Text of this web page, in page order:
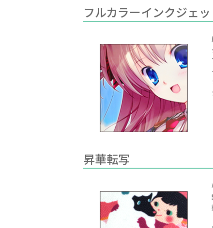
フルカラーインクジェッ
昇華転写